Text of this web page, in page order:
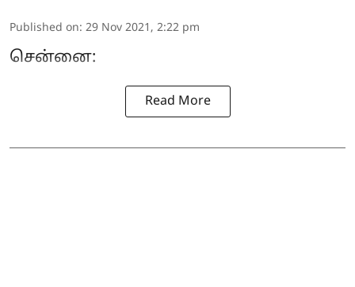
Published on: 29 Nov 2021, 2:22 pm
சென்னை:
Read More